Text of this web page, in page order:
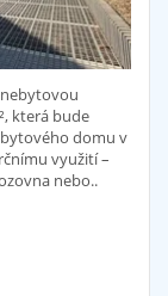
která bude
domu v
využití –
nebo..